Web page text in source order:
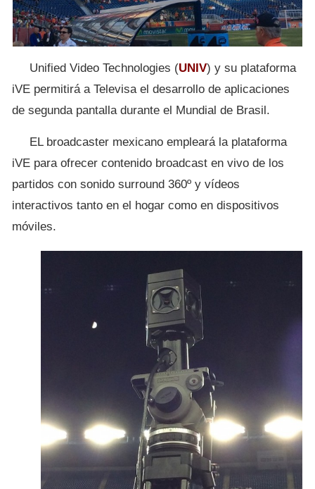
Unified Video Technologies (UNIV) y su plataforma
iVE permitirá a Televisa el desarrollo de aplicaciones
de segunda pantalla durante el Mundial de Brasil.
EL broadcaster mexicano empleará la plataforma
iVE para ofrecer contenido broadcast en vivo de los
partidos con sonido surround 360º y vídeos
interactivos tanto en el hogar como en dispositivos
móviles.